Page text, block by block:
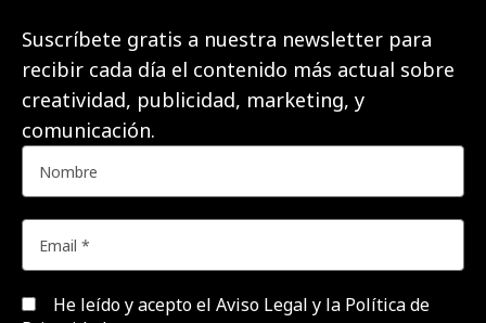
Suscríbete gratis a nuestra newsletter para
recibir cada día el contenido más actual sobre
creatividad, publicidad, marketing, y
comunicación.
He leído y acepto el Aviso Legal y la Política de